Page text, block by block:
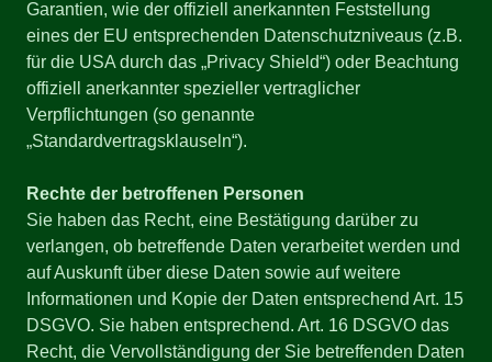
Garantien, wie der offiziell anerkannten Feststellung
eines der EU entsprechenden Datenschutzniveaus (z.B.
für die USA durch das „Privacy Shield“) oder Beachtung
offiziell anerkannter spezieller vertraglicher
Verpflichtungen (so genannte
„Standardvertragsklauseln“).
Rechte der betroffenen Personen
Sie haben das Recht, eine Bestätigung darüber zu
verlangen, ob betreffende Daten verarbeitet werden und
auf Auskunft über diese Daten sowie auf weitere
Informationen und Kopie der Daten entsprechend Art. 15
DSGVO. Sie haben entsprechend. Art. 16 DSGVO das
Recht, die Vervollständigung der Sie betreffenden Daten